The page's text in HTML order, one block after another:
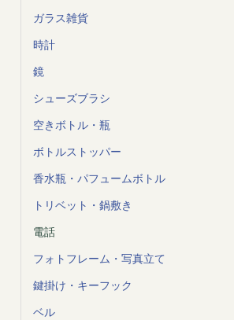
ガラス雑貨
時計
鏡
シューズブラシ
空きボトル・瓶
ボトルストッパー
香水瓶・パフュームボトル
トリベット・鍋敷き
電話
フォトフレーム・写真立て
鍵掛け・キーフック
ベル